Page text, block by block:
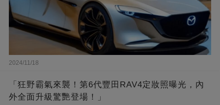
2024/11/18
「狂野霸氣來襲！第6代豐田RAV4定妝照曝光，內
外全面升級驚艷登場！」